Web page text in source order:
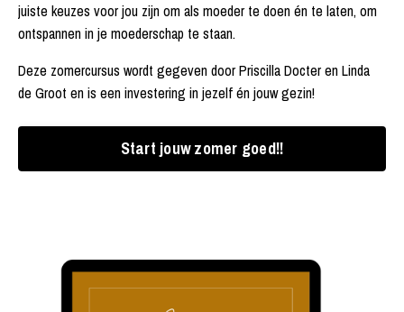
juiste keuzes voor jou zijn om als moeder te doen én te laten, om
ontspannen in je moederschap te staan.
Deze zomercursus wordt gegeven door Priscilla Docter en Linda
de Groot en is een investering in jezelf én jouw gezin!
Start jouw zomer goed!!